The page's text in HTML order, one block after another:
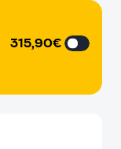
315,90€